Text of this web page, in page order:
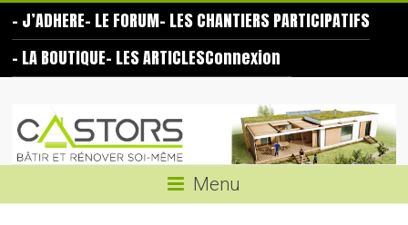
content
– J’ADHERE– LE FORUM– LES CHANTIERS PARTICIPATIFS
– LA BOUTIQUE– LES ARTICLESConnexion
Castors
Menu